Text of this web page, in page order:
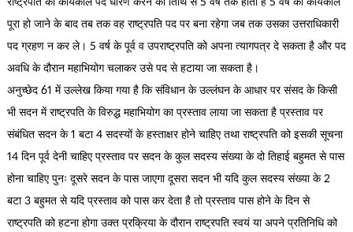
पूरा हो जाने के बाद तब तक वह राष्ट्रपति पद पर बना रहेगा जब तक उसका उत्तराधिकारी
पद ग्रहण न कर ले। 5 वर्ष के पूर्व व उपराष्ट्रपति को अपना त्यागपत्र दे सकता है और पद
अवधि के दौरान महाभियोग चलाकर उसे पद से हटाया जा सकता है।
अनुच्छेद 61 में उल्लेख किया गया है कि संविधान के उल्लंघन के आधार पर संसद के किसी
भी सदन में राष्ट्रपति के विरुद्ध महाभियोग का प्रस्ताव लाया जा सकता है प्रस्ताव पर
संबंधित सदन के 1 बटा 4 सदस्यों के हस्ताक्षर होने चाहिए तथा राष्ट्रपति को इसकी सूचना
14 दिन पूर्व देनी चाहिए प्रस्ताव पर सदन के कुल सदस्य संख्या के दो तिहाई बहुमत से पास
होना चाहिए पुनः दूसरे सदन के पास जाएगा दूसरा सदन भी यदि कुल सदस्य संख्या के 2
बटा 3 बहुमत से यदि प्रस्ताव को पास कर देता है तो प्रस्ताव पास होने के दिन से
राष्ट्रपति को हटना होगा उक्त प्रक्रिया के दौरान राष्ट्रपति स्वयं या अपने प्रतिनिधि को